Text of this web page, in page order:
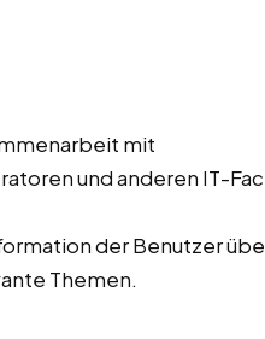
mit
und anderen IT-
der Benutzer
Themen.